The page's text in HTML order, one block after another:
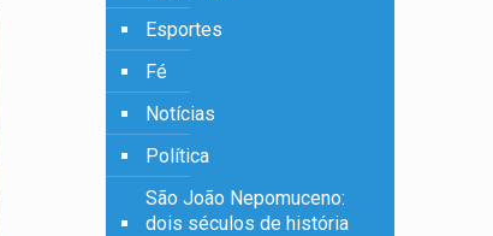
Esportes
Fé
Notícias
Política
São João Nepomuceno:
dois séculos de história